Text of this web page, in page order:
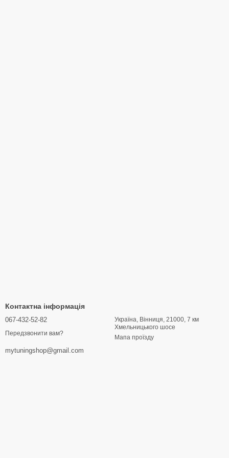
Контактна інформація
067-432-52-82
Передзвонити вам?
mytuningshop@gmail.com
Україна, Вінниця, 21000, 7 км
Хмельницького шосе
Мапа проїзду